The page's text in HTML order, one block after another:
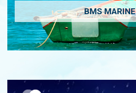
BMS MARINE